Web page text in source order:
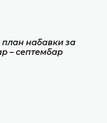
набавки за
– септембар